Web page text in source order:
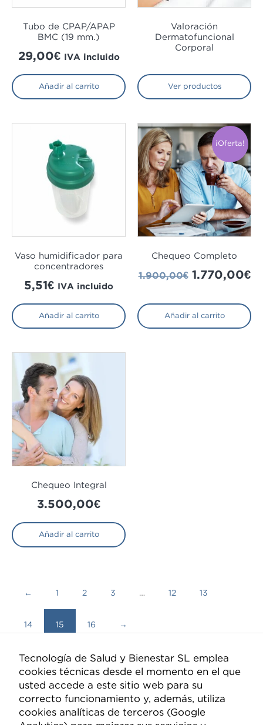
Tubo de CPAP/APAP
BMC (19 mm.)
29,00€ IVA incluido
Añadir al carrito
Valoración
Dermatofuncional
Corporal
Ver productos
Vaso humidificador para
concentradores
5,51 € IVA incluido
Añadir al carrito
¡Oferta!
Chequeo Completo
1.900,00€ 1.770,00€
Añadir al carrito
Chequeo Integral
3.500,00€
Añadir al carrito
← 1 2 3 … 12 13
14 15 16 →
Compañía
Quiénes somos
Tecnología de Salud y Bienestar SL emplea
cookies técnicas desde el momento en el que
usted accede a este sitio web para su
correcto funcionamiento y, además, utiliza
cookies analíticas de terceros (Google